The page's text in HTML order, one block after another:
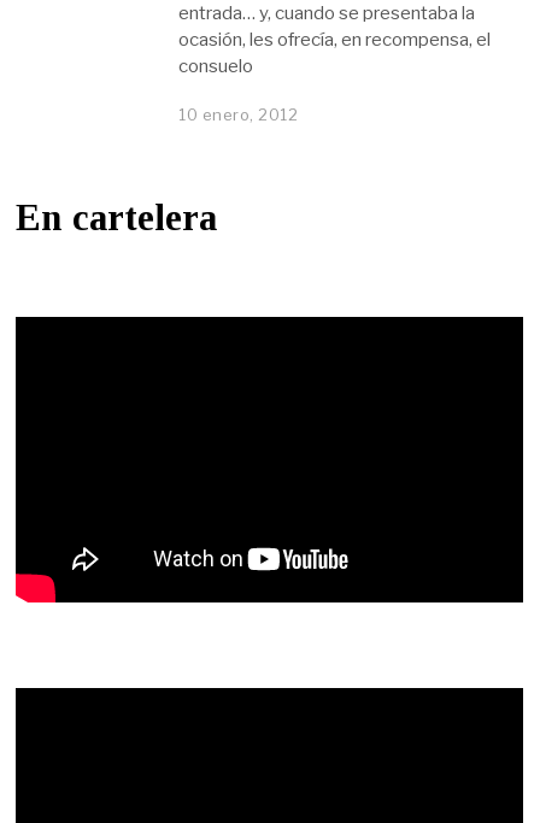
entrada… y, cuando se presentaba la
ocasión, les ofrecía, en recompensa, el
consuelo
10 enero, 2012
En cartelera